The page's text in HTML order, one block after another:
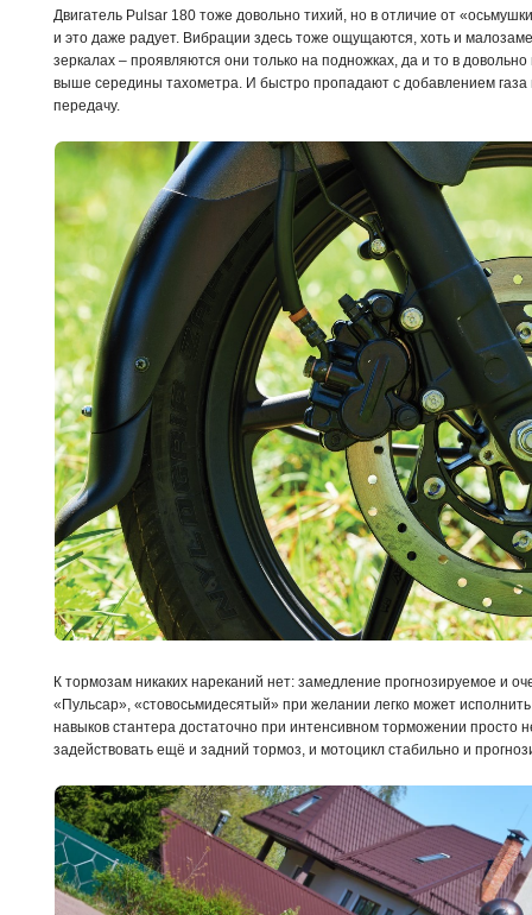
Двигатель Pulsar 180 тоже довольно тихий, но в отличие от
и это даже радует. Вибрации здесь тоже ощущаются, хоть и
зеркалах – проявляются они только на подножках, да и то в
выше середины тахометра. И быстро пропадают с добавлением газа
передачу.
К тормозам никаких нареканий нет: замедление прогнозируемое и
«Пульсар», «стовосьмидесятый» при желании легко может
навыков стантера достаточно при интенсивном торможении просто
задействовать ещё и задний тормоз, и мотоцикл стабильно и